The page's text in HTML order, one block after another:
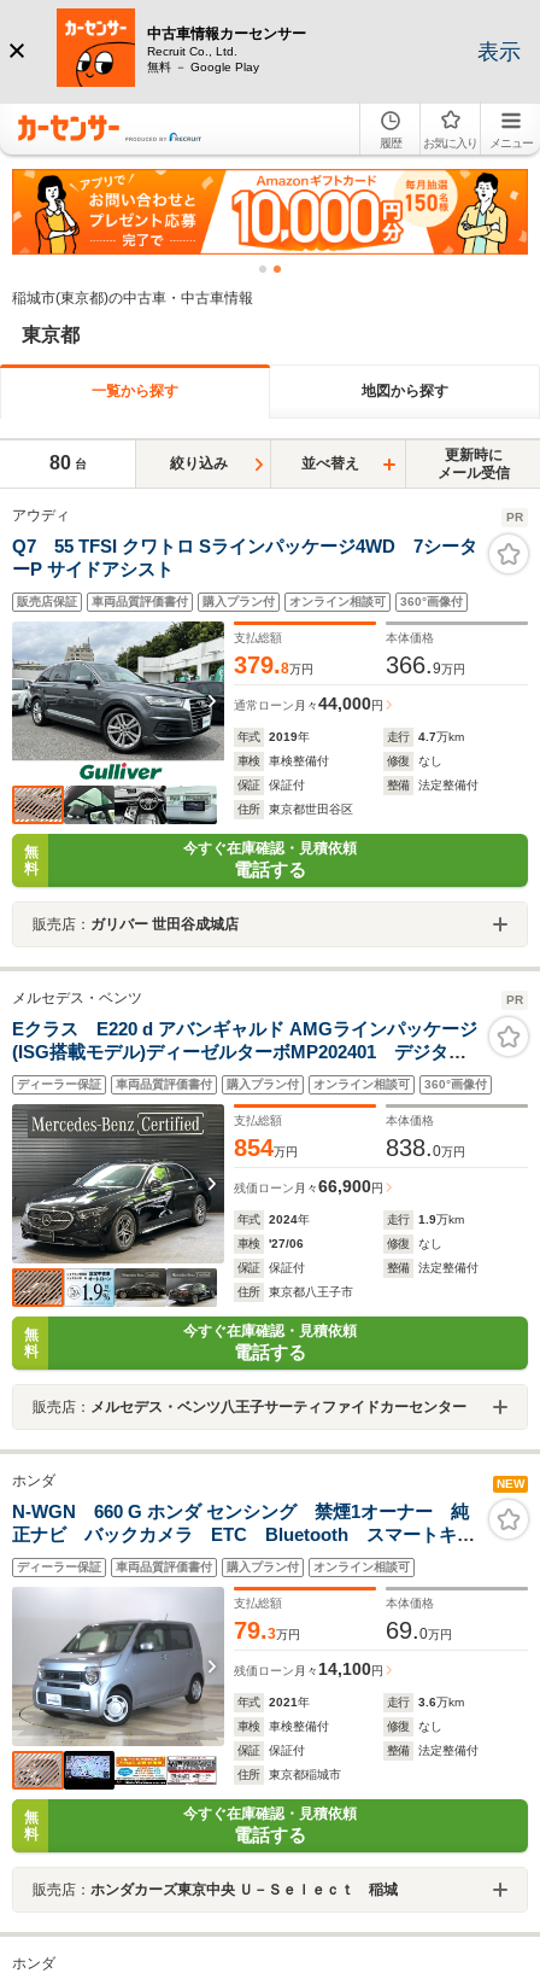
中古車情報カーセンサー
Recruit Co., Ltd.
無料 － Google Play
表示
履歴 お気に入り メニュー
稲城市(東京都)の中古車・中古車情報
東京都
一覧から探す 地図から探す
80 台 絞り込み 並べ替え
更新時に
メール受信
アウディ PR
Q7 55 TFSI クワトロ Sラインパッケージ4WD 7シータ
ーP サイドアシスト
販売店保証 車両品質評価書付 購入プラン付 オンライン相談可 360°画像付
支払総額
379.8万円
本体価格
366.9万円
通常ローン 月々44,000円
年式 2019年 走行 4.7万km
車検
車検整備付 修復
なし
保証
保証付 整備
法定整備付
住所
東京都世田谷区
無
料
今すぐ在庫確認・見積依頼
電話する
販売店： ガリバー 世田谷成城店
メルセデス・ベンツ PR
Eクラス E220 d アバンギャルド AMGラインパッケージ
(ISG搭載モデル)ディーゼルターボMP202401 デジタル
インテリアパッケージ/パノラミックスライディングルー
フ/レザーエクスクルーシブパッケージ/アドバンスドパッ
ケージ/3Dコックピットディスプレイ/ブルメスター4Dサ
ラウンドサウンドシステム/新車保証継承車
ディーラー保証 車両品質評価書付 購入プラン付 オンライン相談可 360°画像付
支払総額
854万円
本体価格
838.0万円
残価ローン 月々66,900円
年式 2024年 走行 1.9万km
車検
'27/06 修復
なし
保証
保証付 整備
法定整備付
住所
東京都八王子市
無
料
今すぐ在庫確認・見積依頼
電話する
販売店： メルセデス・ベンツ八王子サーティファイドカーセンター
ホンダ NEW
N-WGN 660 G ホンダ センシング 禁煙1オーナー 純
正ナビ バックカメラ ETC Bluetooth スマートキ
ー サイドカーテンエアバッグ リアパーキングセンサ
ー オートハイビーム
ディーラー保証 車両品質評価書付 購入プラン付 オンライン相談可
支払総額
79.3万円
本体価格
69.0万円
残価ローン 月々 14,100円
年式 2021年 走行 3.6万km
車検
車検整備付 修復
なし
保証
保証付 整備
法定整備付
住所
東京都稲城市
無
料
今すぐ在庫確認・見積依頼
電話する
販売店： ホンダカーズ東京中央 Ｕ－Ｓｅｌｅｃｔ 稲城
ホンダ